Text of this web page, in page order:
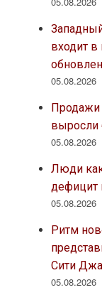
входит в
05.08.2026
Продажи
выросли
05.08.2026
Люди
дефицит
05.08.2026
Ритм
Сити
05.08.2026